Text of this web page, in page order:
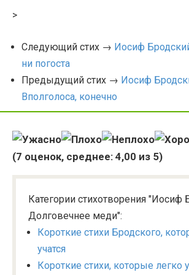
>
Следующий стих → Иосиф
ни погоста
Предыдущий стих → Иосиф
Вполголоса, конечно
(7 оценок, среднее: 4,00 из 5)
Категории стихотворения "Иосиф
Долговечнее меди":
Короткие стихи Бродского,
учатся
Короткие стихи, которые легко